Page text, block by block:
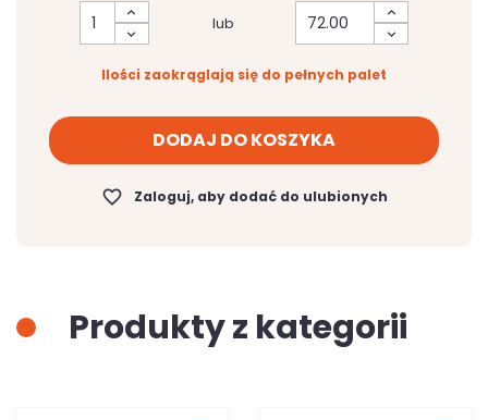
lub
Ilości zaokrąglają się do pełnych palet
DODAJ DO KOSZYKA
favorite_border Zaloguj, aby dodać do ulubionych
Produkty z kategorii